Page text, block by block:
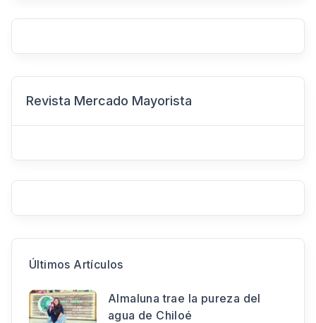
Revista Mercado Mayorista
Últimos Artículos
Almaluna trae la pureza del
agua de Chiloé